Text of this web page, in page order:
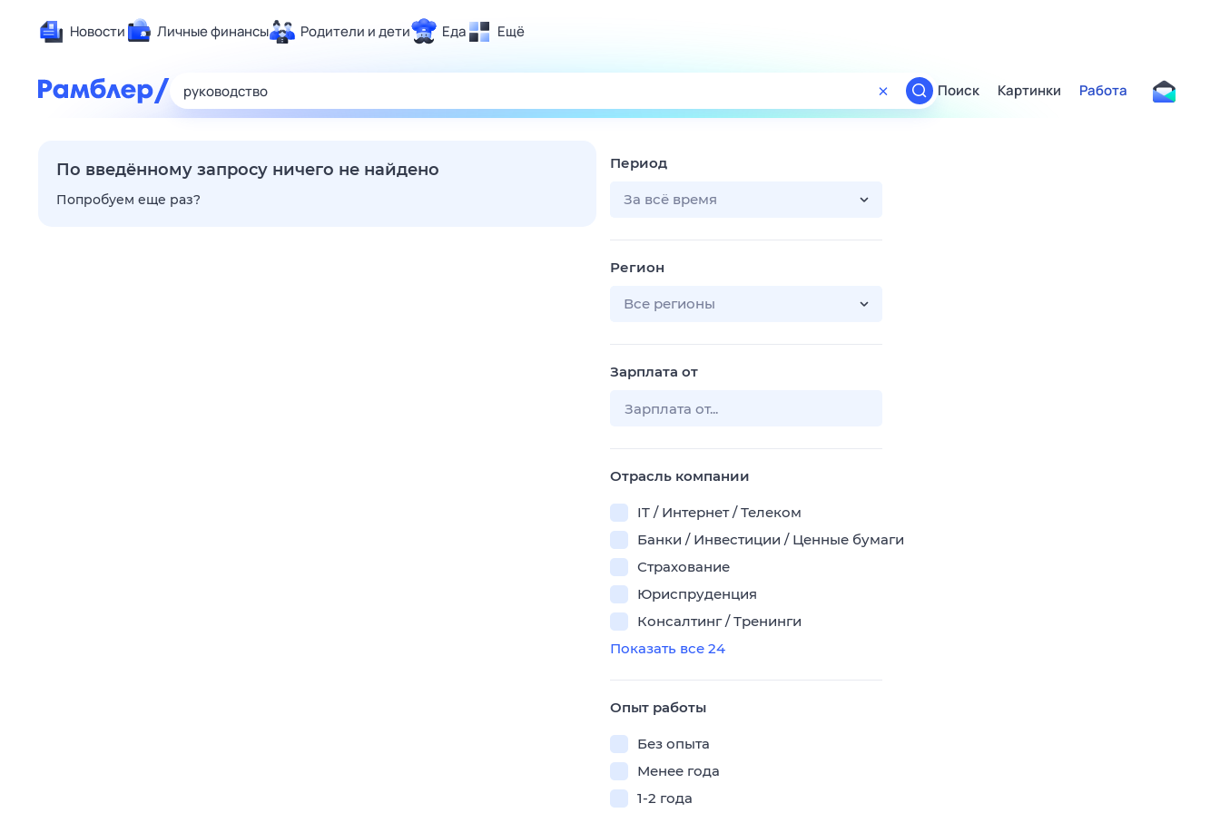
Новости Личные финансы Родители и дети Еда Ещё
Развлечения и отдых
Спорт
Поиск
ТВ-программа
Поиск Картинки Работа
По введённому запросу ничего не найдено
Попробуем еще раз?
Период
За всё время
Регион
Все регионы
Зарплата от
Отрасль компании
IT / Интернет / Телеком
Банки / Инвестиции / Ценные бумаги
Страхование
Юриспруденция
Консалтинг / Тренинги
Показать все 24
Опыт работы
Без опыта
Менее года
1-2 года